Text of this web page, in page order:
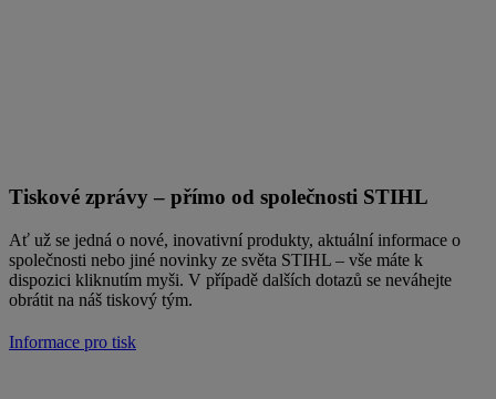
Tiskové zprávy – přímo od společnosti STIHL
Ať už se jedná o nové, inovativní produkty, aktuální informace o
společnosti nebo jiné novinky ze světa STIHL – vše máte k
dispozici kliknutím myši. V případě dalších dotazů se neváhejte
obrátit na náš tiskový tým.
Informace pro tisk